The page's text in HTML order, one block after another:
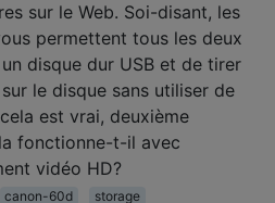
sur le Web. Soi-disant, les
permettent tous les deux
disque dur USB et de tirer
le disque sans utiliser de
est vrai, deuxième
fonctionne-t-il avec
vidéo HD?
canon-60d
storage